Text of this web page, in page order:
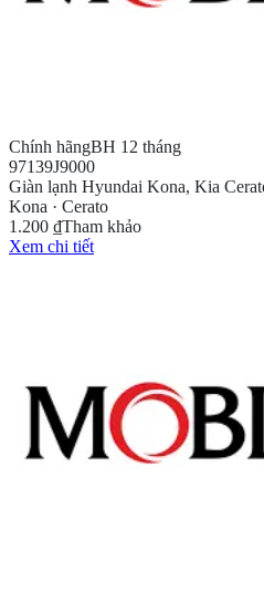
Chính hãngBH 12 tháng
97139J9000
Giàn lạnh Hyundai Kona, Kia
Kona · Cerato
1.200 ₫Tham khảo
Xem chi tiết